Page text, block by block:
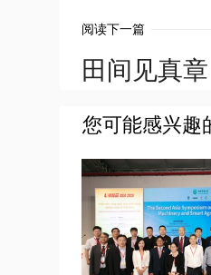
阅读下一篇
田间见真
您可能感兴趣